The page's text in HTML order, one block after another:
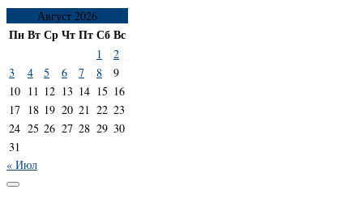
Август 2026
ПнВтСрЧтПтСбВс
1
2
3
4 5 6 7 8
9
10 11 12 13 14 15 16
17 18 19 20 21 22 23
24 25 26 27 28 29 30
31
« Июл